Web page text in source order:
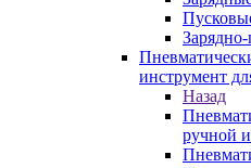
инструмент
Назад
ручной